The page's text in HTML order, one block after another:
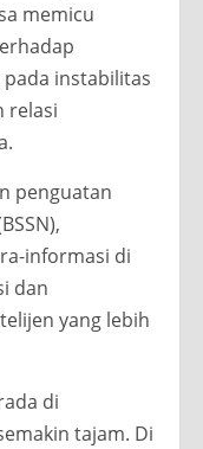
memicu
instabilitas
relasi
penguatan
informasi di
dan
yang lebih
di
tajam. Di